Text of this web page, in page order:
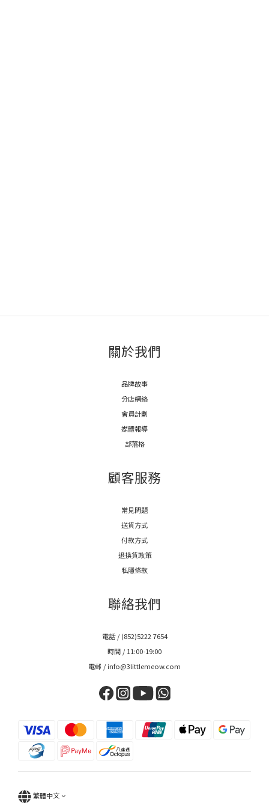
關於我們
品牌故事
分店網絡
會員計劃
媒體報導
部落格
顧客服務
常見問題
送貨方式
付款方式
退換貨政策
私隱條款
聯絡我們
電話 / (852)5222 7654
時間 / 11:00-19:00
電郵 / info@3littlemeow.com
繁體中文